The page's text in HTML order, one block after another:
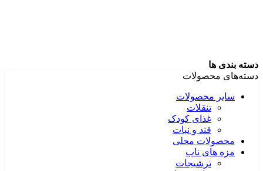
دسته بندی ها
دسته‌های محصولات
سایر محصولات
تنقلات
غذای کودک
قند و نبات
محصولات محلی
مزه های ناب
ترشیجات